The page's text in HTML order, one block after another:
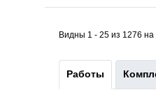
Видны 1 - 25 из 1276 на
Работы